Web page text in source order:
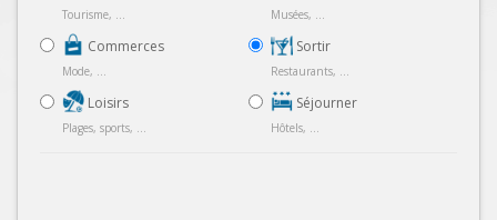
Tourisme, ...
Commerces
Mode, ...
Loisirs
Plages, sports, ...
Musées, ...
Sortir
Restaurants, ...
Séjourner
Hôtels, ...